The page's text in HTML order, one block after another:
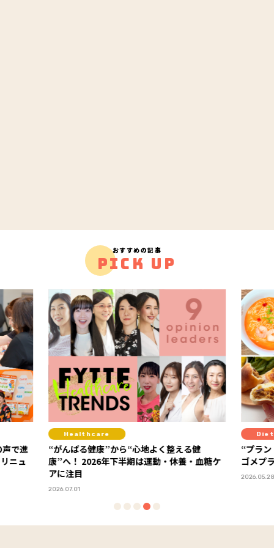
おすすめの記事
PICK UP
声で進
ニュ
Healthcare
“がんばる健康”から“心地よく整える健
康”へ！ 2026年下半期は運動・休養・血糖ケ
アに注目
2026.07.01
Diet
“プラ
ゴメプ